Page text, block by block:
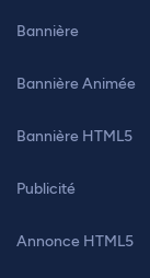
Bannière
Bannière Animée
Bannière HTML5
Publicité
Annonce HTML5